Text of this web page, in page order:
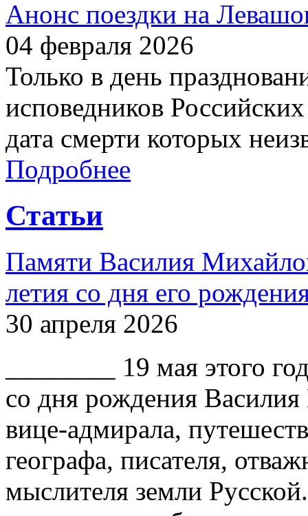
Анонс поездки на
04 февраля 2026
Только в день
исповедников
дата смерти которых
Подробнее
Статьи
Памяти Василия
летия со дня его
30 апреля 2026
________ 19 мая этого
со дня рождения
вице-адмирала,
географа, писателя,
мыслителя земли